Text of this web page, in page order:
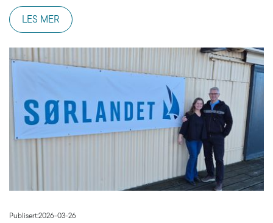
LES MER
Publisert:2026-03-26